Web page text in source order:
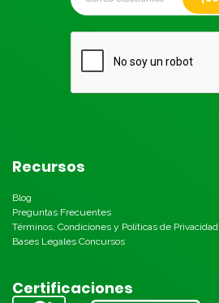
Recursos
Blog
Preguntas Frecuentes
Términos, Condiciones y Políticas de Privacidad
Bases Legales Concursos
Certificaciones